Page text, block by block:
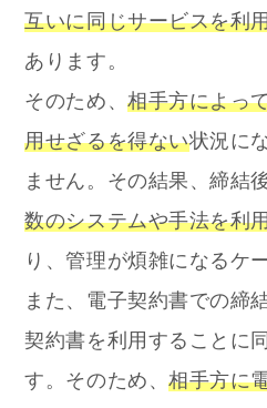
互いに同じサービスを利
あります。
そのため、相手方によっ
用せざるを得ない状況に
ません。その結果、締結
数のシステムや手法を利
り、管理が煩雑になるケ
また、電子契約書での締
契約書を利用することに
す。そのため、相手方に